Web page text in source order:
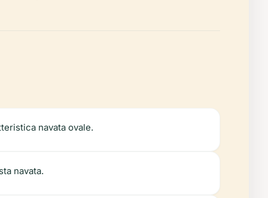
navata ovale.
navata.